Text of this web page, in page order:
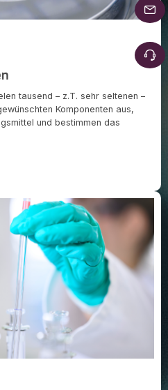
tausend – z.T. sehr seltenen –
Komponenten aus,
und bestimmen das